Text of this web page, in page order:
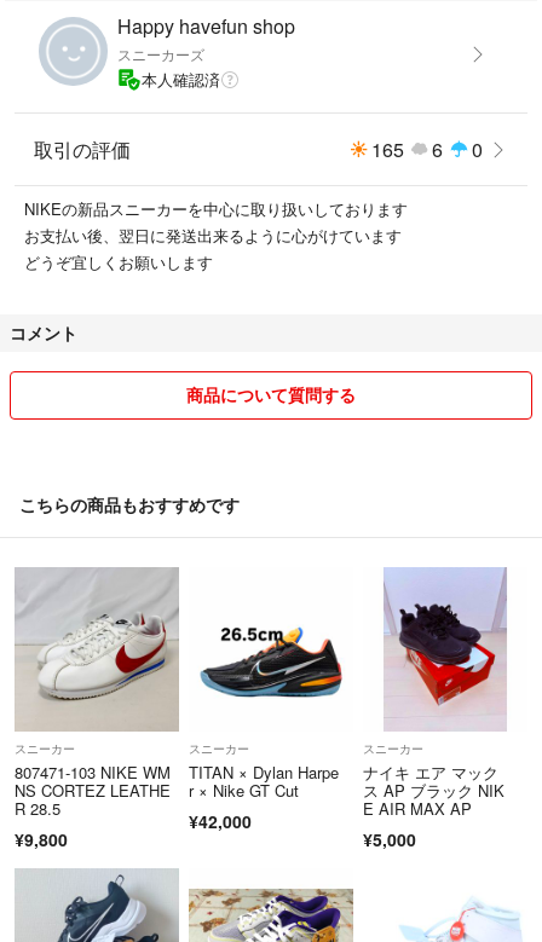
Happy havefun shop
スニーカーズ
本人確認済
取引の評価 165 6 0
NIKEの新品スニーカーを中心に取り扱いしております
お支払い後、翌日に発送出来るように心がけています
どうぞ宜しくお願いします
コメント
商品について質問する
こちらの商品もおすすめです
スニーカー
807471-103 NIKE WM
NS CORTEZ LEATHE
R 28.5
¥9,800
スニーカー
TITAN × Dylan Harpe
r × Nike GT Cut
¥42,000
スニーカー
ナイキ エア マック
ス AP ブラック NIK
E AIR MAX AP
¥5,000